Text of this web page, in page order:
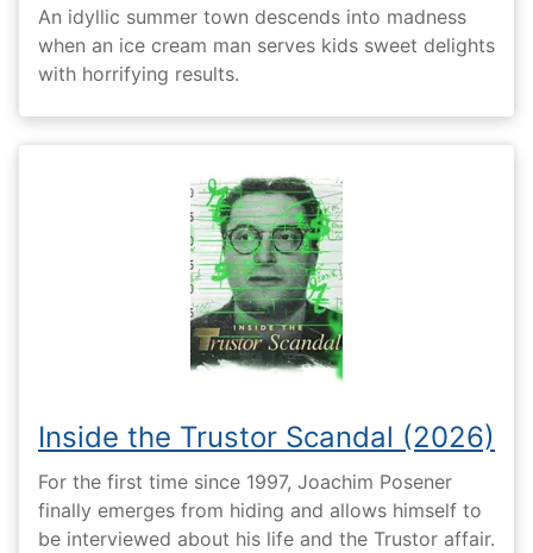
An idyllic summer town descends into madness
when an ice cream man serves kids sweet delights
with horrifying results.
Inside the Trustor Scandal (2026)
For the first time since 1997, Joachim Posener
finally emerges from hiding and allows himself to
be interviewed about his life and the Trustor affair.